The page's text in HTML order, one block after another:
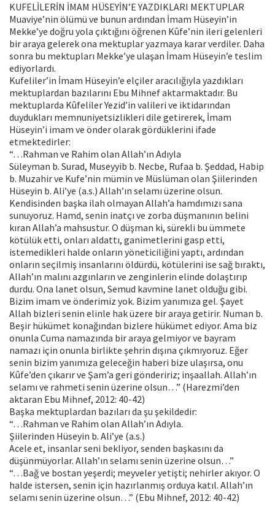
KUFELİLERİN İMAM HÜSEYİN’E YAZDIKLARI MEKTUPLAR
Muaviye’nin ölümü ve bunun ardından İmam Hüseyin’in
Mekke’ye doğru yola çıktığını öğrenen Kûfe’nin ileri gelenleri
bir araya gelerek ona mektuplar yazmaya karar verdiler. Daha
sonra bu mektupları Mekke’ye ulaşan İmam Hüseyin’e teslim
ediyorlardı.
Kufeliler’in İmam Hüseyin’e elçiler aracılığıyla yazdıkları
mektuplardan bazılarını Ebu Mihnef aktarmaktadır. Bu
mektuplarda Kûfeliler Yezid’in valileri ve iktidarından
duydukları memnuniyetsizlikleri dile getirerek, İmam
Hüseyin’i imam ve önder olarak gördüklerini ifade
etmektedirler:
“…Rahman ve Rahim olan Allah’ın Adıyla
Süleyman b. Surad, Museyyib b. Necbe, Rufaa b. Şeddad, Habip
b. Muzahir ve Kufe’nin mümin ve Müslüman olan Şiilerinden
Hüseyin b. Ali’ye (a.s.) Allah’ın selamı üzerine olsun.
Kendisinden başka ilah olmayan Allah’a hamdımızı sana
sunuyoruz. Hamd, senin inatçı ve zorba düşmanının belini
kıran Allah’a mahsustur. O düşman ki, sürekli bu ümmete
kötülük etti, onları aldattı, ganimetlerini gasp etti,
istemedikleri halde onların yöneticiliğini yaptı, ardından
onların seçilmiş insanlarını öldürdü, kötülerini ise sağ bıraktı,
Allah’ın malını azgınların ve zenginlerin elinde dolaştırıp
durdu. Ona lanet olsun, Semud kavmine lanet olduğu gibi.
Bizim imam ve önderimiz yok. Bizim yanımıza gel. Şayet
Allah bizleri senin elinle hak üzere bir araya getirir. Numan b.
Beşir hükümet konağından bizlere hükümet ediyor. Ama biz
onunla Cuma namazında bir araya gelmiyor ve bayram
namazı için onunla birlikte şehrin dışına çıkmıyoruz. Eğer
senin bizim yanımıza geleceğin haberi bize ulaşırsa, onu
Kûfe’den çıkarır ve Şam’a geri göndeririz; inşaallah. Allah’ın
selamı ve rahmeti senin üzerine olsun…” (Harezmi’den
aktaran Ebu Mihnef, 2012: 40-42)
Başka mektuplardan bazıları da şu şekildedir:
“…Rahman ve Rahim olan Allah’ın Adıyla.
Şiilerinden Hüseyin b. Ali’ye (a.s.)
Acele et, insanlar seni bekliyor, senden başkasını da
düşünmüyorlar. Allah’ın selamı senin üzerine olsun…”
“…Bağ ve bostan yeşerdi; meyveler yetişti; nehirler akıyor. O
halde istersen, senin için hazırlanmış orduya katıl. Allah’ın
selamı senin üzerine olsun…” (Ebu Mihnef, 2012: 40-42)